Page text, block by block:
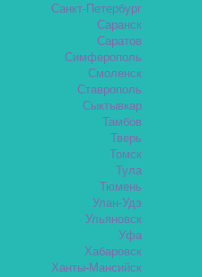
Санкт-Петербург
Саранск
Саратов
Симферополь
Смоленск
Ставрополь
Сыктывкар
Тамбов
Тверь
Томск
Тула
Тюмень
Улан-Удэ
Ульяновск
Уфа
Хабаровск
Ханты-Мансийск